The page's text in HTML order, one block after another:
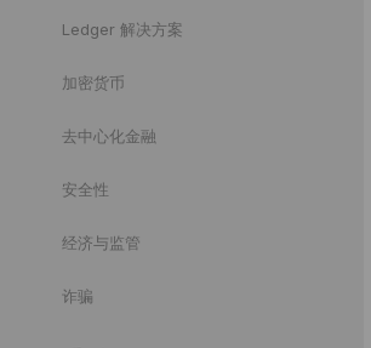
Ledger 解决方案
加密货币
去中心化金融
安全性
经济与监管
诈骗